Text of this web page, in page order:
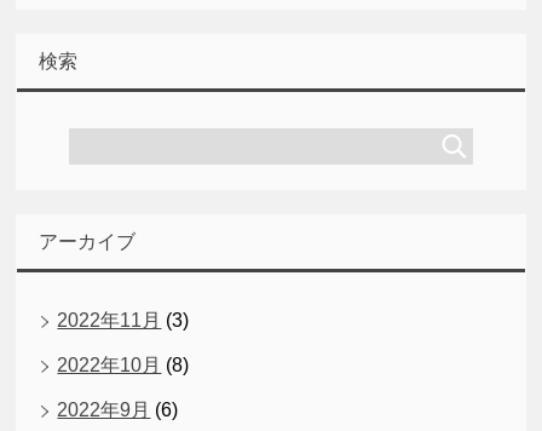
検索
アーカイブ
2022年11月 (3)
2022年10月 (8)
2022年9月 (6)